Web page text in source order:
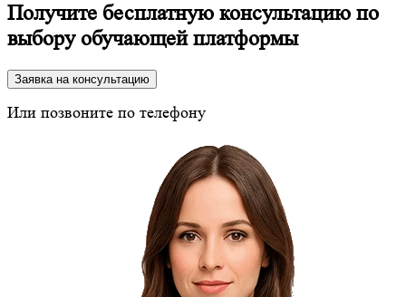
Получите бесплатную консультацию по
выбору обучающей платформы
Заявка на консультацию
Или позвоните по телефону